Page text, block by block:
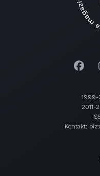
1999-
2011-
Kontakt: